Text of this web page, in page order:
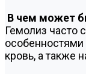
В чем может
Гемолиз часто
особенностями
кровь, а также